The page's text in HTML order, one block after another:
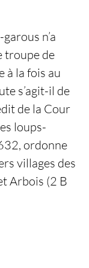
n’a
troupe de
à la fois au
s’agit-il de
de la Cour
loups-
ordonne
villages des
Arbois (2 B